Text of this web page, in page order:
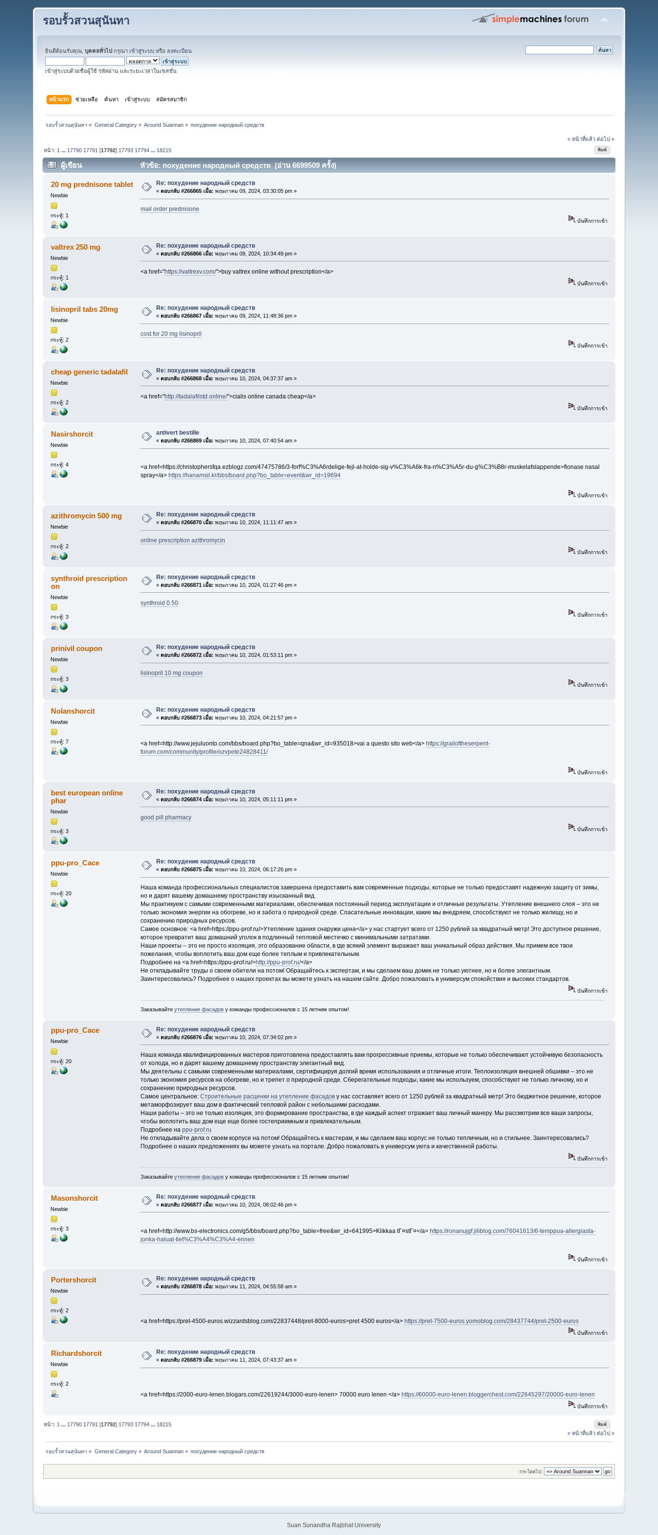
รอบรั้วสวนสุนันทา
ยินดีต้อนรับคุณ,บุคคลทั่วไป กรุณา เข้าสู่ระบบ หรือ ลงทะเบียน
เข้าสู่ระบบด้วยชื่อผู้ใช้ รหัสผ่าน และระยะเวลาในเซสชั่น
หน้าแรก ช่วยเหลือ ค้นหา เข้าสู่ระบบ สมัครสมาชิก
รอบรั้วสวนสุนันทา » General Category» Around Suannan » похудение народный средств
« หน้าที่แล้ว ต่อไป »
พิมพ์
หน้า: 1 ... 17790 17791 [17792] 17793 17794 ... 18215
ผู้เขียน หัวข้อ: похудение народный средств (อ่าน 6699509 ครั้ง)
20 mg prednisone tablet
Newbie
กระทู้: 1
Re: похудение народный средств
«ตอบกลับ #266865 เมื่อ: พฤษภาคม 09, 2024, 03:30:05 pm »
mail order prednisone
บันทึกการเข้า
valtrex 250 mg
Newbie
กระทู้: 1
Re: похудение народный средств
«ตอบกลับ #266866 เมื่อ: พฤษภาคม 09, 2024, 10:34:49 pm »
<a href="https://valtrexv.com/">buy valtrex online without prescription</a>
บันทึกการเข้า
lisinopril tabs 20mg
Newbie
กระทู้: 2
Re: похудение народный средств
«ตอบกลับ #266867 เมื่อ: พฤษภาคม 09, 2024, 11:48:36 pm »
cost for 20 mg lisinopril
บันทึกการเข้า
cheap generic tadalafil
Newbie
กระทู้: 2
Re: похудение народный средств
«ตอบกลับ #266868 เมื่อ: พฤษภาคม 10, 2024, 04:37:37 am »
<a href="http://tadalafilstd.online/">cialis online canada cheap</a>
บันทึกการเข้า
Nasirshorcit
Newbie
กระทู้: 4
antivert bestille
«ตอบกลับ #266869 เมื่อ: พฤษภาคม 10, 2024, 07:40:54 am »
<a href=https://christophersfqa.ezblogz.com/47475786/3-forf%C3%A6rdelige-fejl-at-holde-sig-v%C3%A6k-fra-n%C3%A5r-du-g%C3%B8r-muskelafslappende>flonase nasal
spray</a> https://hanamsil.kr/bbs/board.php?bo_table=event&wr_id=19694
บันทึกการเข้า
azithromycin 500 mg
Newbie
กระทู้: 2
Re: похудение народный средств
«ตอบกลับ #266870 เมื่อ: พฤษภาคม 10, 2024, 11:11:47 am »
online prescription azithromycin
บันทึกการเข้า
synthroid prescription
on
Newbie
กระทู้: 3
Re: похудение народный средств
«ตอบกลับ #266871 เมื่อ: พฤษภาคม 10, 2024, 01:27:46 pm »
synthroid 0.50
บันทึกการเข้า
prinivil coupon
Newbie
กระทู้: 3
Re: похудение народный средств
«ตอบกลับ #266872 เมื่อ: พฤษภาคม 10, 2024, 01:53:11 pm »
lisinopril 10 mg coupon
บันทึกการเข้า
Nolanshorcit
Newbie
กระทู้: 7
Re: похудение народный средств
«ตอบกลับ #266873 เมื่อ: พฤษภาคม 10, 2024, 04:21:57 pm »
<a href=http://www.jejuluonto.com/bbs/board.php?bo_table=qna&wr_id=935018>vai a questo sito web</a> https://grailoftheserpent-
forum.com/community/profile/ozvpete24828411/
บันทึกการเข้า
best european online
phar
Newbie
กระทู้: 3
Re: похудение народный средств
«ตอบกลับ #266874 เมื่อ: พฤษภาคม 10, 2024, 05:11:11 pm »
good pill pharmacy
บันทึกการเข้า
ppu-pro_Cace
Newbie
กระทู้: 20
Re: похудение народный средств
«ตอบกลับ #266875 เมื่อ: พฤษภาคม 10, 2024, 06:17:26 pm »
Наша команда профессиональных специалистов завершена предоставить вам современные подходы, которые не только предоставят надежную защиту от зимы,
но и дарят вашему домашнему пространству изысканный вид.
Мы практикуем с самыми современными материалами, обеспечивая постоянный период эксплуатации и отличные результаты. Утепление внешнего слоя – это не
только экономия энергии на обогреве, но и забота о природной среде. Спасательные инновации, какие мы внедряем, способствуют не только жилищу, но и
сохранению природных ресурсов.
Самое основное: <a href=https://ppu-prof.ru/>Утепление здания снаружи цена</a> у нас стартует всего от 1250 рублей за квадратный метр! Это доступное решение,
которое превратит ваш домашний уголок в подлинный тепловой местечко с минимальными затратами.
Наши проекты – это не просто изоляция, это образование области, в где всякий элемент выражает ваш уникальный образ действия. Мы примем все твои
пожелания, чтобы воплотить ваш дом еще более теплым и привлекательным.
Подробнее на <a href=https://ppu-prof.ru/>http://ppu-prof.ru/</a>
Не откладывайте труды о своем обители на потом! Обращайтесь к экспертам, и мы сделаем ваш домик не только уютнее, но и более элегантным.
Заинтересовались? Подробнее о наших проектах вы можете узнать на нашем сайте. Добро пожаловать в универсум спокойствия и высоких стандартов.
บันทึกการเข้า
Заказывайте утепление фасадову команды профессионалов с 15 летним опытом!
ppu-pro_Cace
Newbie
กระทู้: 20
Re: похудение народный средств
«ตอบกลับ #266876 เมื่อ: พฤษภาคม 10, 2024, 07:34:02 pm »
Наша команда квалифицированных мастеров приготовлена предоставлять вам прогрессивные приемы, которые не только обеспечивают устойчивую безопасность
от холода, но и дарят вашему домашнему пространству элегантный вид.
Мы деятельны с самыми современными материалами, сертифицируя долгий время использования и отличные итоги. Теплоизоляция внешней обшивки – это не
только экономия ресурсов на обогреве, но и трепет о природной среде. Сберегательные подходы, какие мы используем, способствуют не только личному, но и
сохранению природных ресурсов.
Самое центральное: Строительные расценки на утепление фасадову нас составляет всего от 1250 рублей за квадратный метр! Это бюджетное решение, которое
метаморфозирует ваш дом в фактический тепловой район с небольшими расходами.
Наши работы – это не только изоляция, это формирование пространства, в где каждый аспект отражает ваш личный манеру. Мы рассмотрим все ваши запросы,
чтобы воплотить ваш дом еще еще более гостеприимным и привлекательным.
Подробнее на ppu-prof.ru
Не откладывайте дела о своем корпусе на потом! Обращайтесь к мастерам, и мы сделаем ваш корпус не только тепличным, но и стильнее. Заинтересовались?
Подробнее о наших предложениях вы можете узнать на портале. Добро пожаловать в универсум уюта и качественной работы.
บันทึกการเข้า
Заказывайте утепление фасадову команды профессионалов с 15 летним опытом!
Masonshorcit
Newbie
กระทู้: 3
Re: похудение народный средств
«ตอบกลับ #266877 เมื่อ: พฤษภาคม 10, 2024, 08:02:46 pm »
<a href=http://www.bs-electronics.com/g5/bbs/board.php?bo_table=free&wr_id=641995>Klikkaa tГ¤stГ¤</a> https://ronanujgf.jiliblog.com/76041613/6-temppua-allergiasta-
jonka-haluat-tiet%C3%A4%C3%A4-ennen
บันทึกการเข้า
Portershorcit
Newbie
กระทู้: 2
Re: похудение народный средств
«ตอบกลับ #266878 เมื่อ: พฤษภาคม 11, 2024, 04:55:58 am »
<a href=https://pret-4500-euros.wizzardsblog.com/22837448/pret-8000-euros>pret 4500 euros</a> https://pret-7500-euros.yomoblog.com/28437744/pret-2500-euros
บันทึกการเข้า
Richardshorcit
Newbie
กระทู้: 2
Re: похудение народный средств
«ตอบกลับ #266879 เมื่อ: พฤษภาคม 11, 2024, 07:43:37 am »
<a href=https://2000-euro-lenen.blogars.com/22619244/3000-euro-lenen> 70000 euro lenen </a> https://60000-euro-lenen.bloggerchest.com/22645297/20000-euro-lenen
บันทึกการเข้า
พิมพ์
หน้า: 1 ... 17790 17791 [17792] 17793 17794 ... 18215
« หน้าที่แล้ว ต่อไป »
รอบรั้วสวนสุนันทา » General Category» Around Suannan » похудение народный средств
กระโดดไป:
Suan Sunandha Rajbhat University